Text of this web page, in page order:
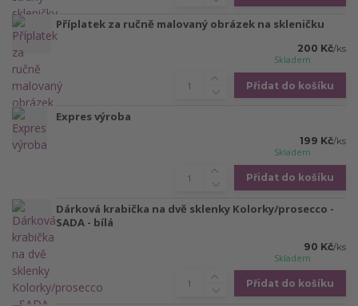
Příplatek za ručně malovaný obrázek na skleničku
200 Kč/ks
Skladem
Přidat do košíku
Expres výroba
199 Kč/ks
Skladem
Přidat do košíku
Dárková krabička na dvě sklenky Kolorky/prosecco -
SADA - bílá
90 Kč/ks
Skladem
Přidat do košíku